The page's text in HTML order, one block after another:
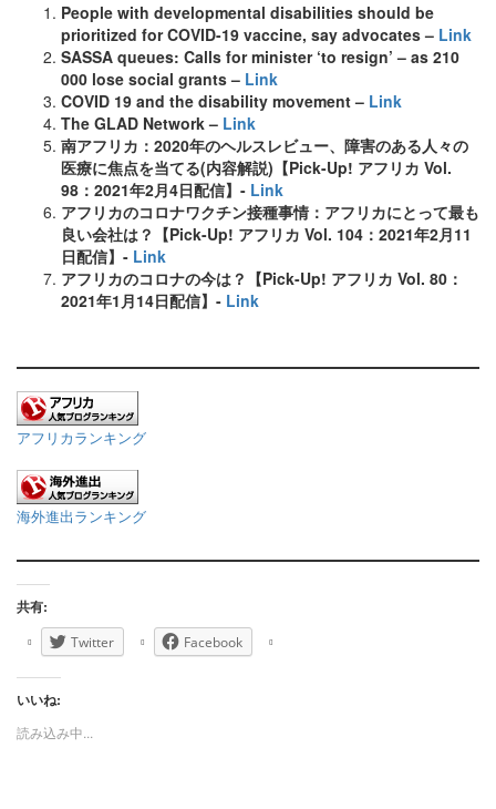
People with developmental disabilities should be
prioritized for COVID-19 vaccine, say advocates – Link
SASSA queues: Calls for minister ‘to resign’ – as 210
000 lose social grants – Link
COVID 19 and the disability movement – Link
The GLAD Network – Link
南アフリカ：2020年のヘルスレビュー、障害のある人々の
医療に焦点を当てる(内容解説)【Pick-Up! アフリカ Vol.
98：2021年2月4日配信】- Link
アフリカのコロナワクチン接種事情：アフリカにとって最も
良い会社は？【Pick-Up! アフリカ Vol. 104：2021年2月11
日配信】- Link
アフリカのコロナの今は？【Pick-Up! アフリカ Vol. 80：
2021年1月14日配信】- Link
アフリカランキング
海外進出ランキング
共有:
Twitter Facebook
いいね:
読み込み中...